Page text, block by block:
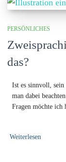
PERSÖNLICHES
das?
Ist es sinnvoll,
man dabei
Fragen möchte ich
Weiterlesen